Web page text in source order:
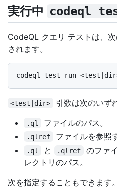
実行中 codeql
CodeQL クエリ テストは、
されます。
<test|dir> 引数は次のいず
.ql ファイルのパス。
.qlref ファイルを参照
.ql と .qlref
のファ
レクトリのパス。
次を指定することもできます。